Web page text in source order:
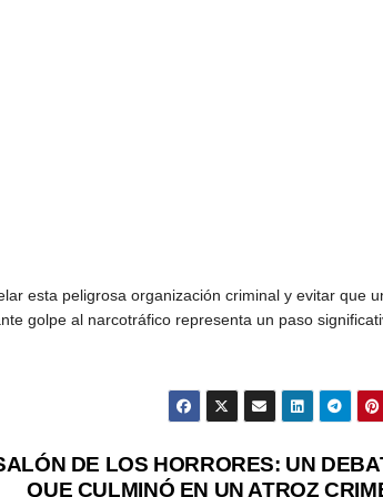
esta peligrosa organización criminal y evitar que
golpe al narcotráfico representa un paso
DE LOS HORRORES: UN
QUE CULMINÓ EN UN ATROZ